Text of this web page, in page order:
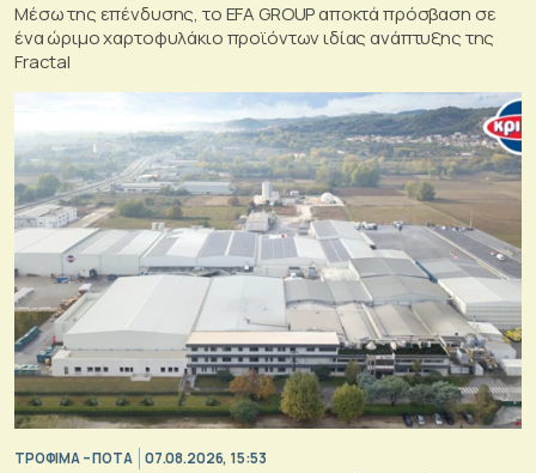
Μέσω της επένδυσης, το EFA GROUP αποκτά πρόσβαση σε
ένα ώριμο χαρτοφυλάκιο προϊόντων ιδίας ανάπτυξης της
Fractal
ΤΡΟΦΙΜΑ – ΠΟΤΑ 07.08.2026, 15:53